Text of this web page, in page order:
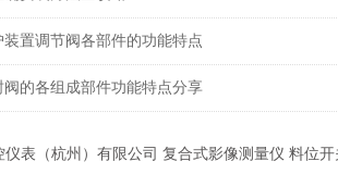
置调节阀各部件的功能特点
的各组成部件功能特点分享
仪表（杭州）有限公司 复合式影像测量仪 料位开